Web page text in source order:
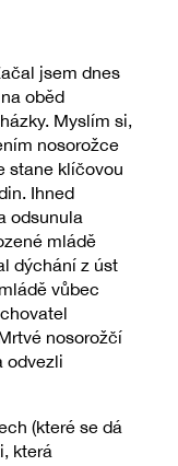
jsem dnes
oběd
Myslím si,
nosorožce
stane klíčovou
Ihned
odsunula
mládě
dýchání z úst
vůbec
nosorožčí
odvezli
(které se dá
která